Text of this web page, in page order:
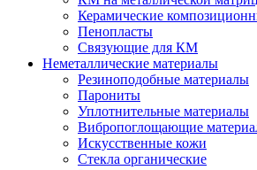
Керамические
Пенопласты
Связующие для КМ
Неметаллические материалы
Резиноподобные материалы
Парониты
Уплотнительные материалы
Вибропоглощающие
Искусственные кожи
Стекла органические